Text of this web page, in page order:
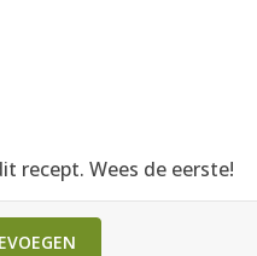
recept. Wees de eerste!